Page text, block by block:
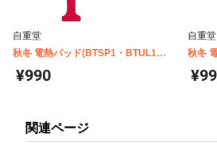
自重堂
秋冬 電熱パッド(BTSP1・BTUL1バ
ッテリー対応) FG10010
¥990
自重堂
秋冬
ッテ
関連ページ